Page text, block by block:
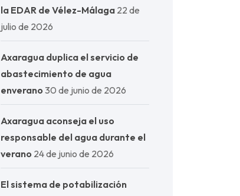
la EDAR de Vélez-Málaga 22 de
julio de 2026
Axaragua duplica el servicio de
abastecimiento de agua
enverano 30 de junio de 2026
Axaragua aconseja el uso
responsable del agua durante el
verano 24 de junio de 2026
El sistema de potabilización